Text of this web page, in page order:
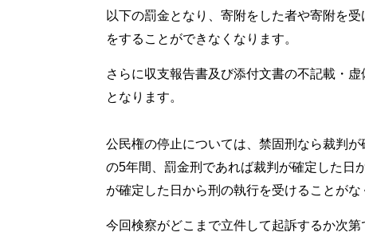
以下の罰金となり、寄附をした者や寄附を
をすることができなくなります。
さらに収支報告書及び添付文書の不記載・
となります。
公民権の停止については、禁固刑なら裁判
の5年間、罰金刑であれば裁判が確定した日
が確定した日から刑の執行を受けることが
今回検察がどこまで立件して起訴するか次